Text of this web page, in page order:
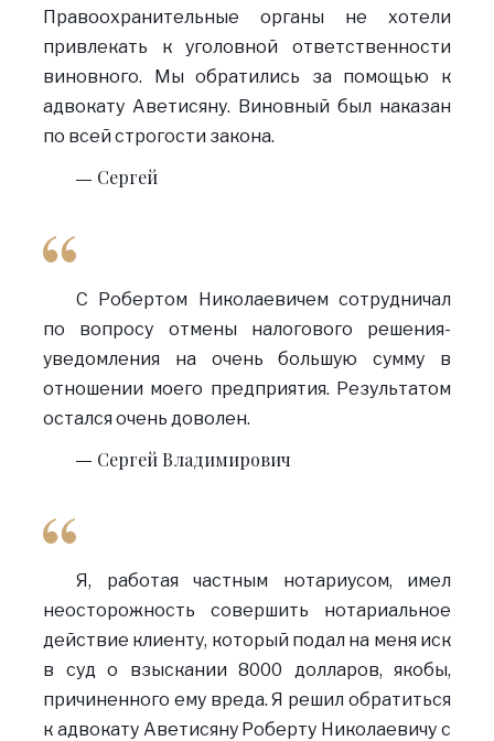
Правоохранительные органы не хотели
привлекать к уголовной ответственности
виновного. Мы обратились за помощью к
адвокату Аветисяну. Виновный был наказан
по всей строгости закона.
Сергей
С Робертом Николаевичем сотрудничал
по вопросу отмены налогового решения-
уведомления на очень большую сумму в
отношении моего предприятия. Результатом
остался очень доволен.
Сергей Владимирович
Я, работая частным нотариусом, имел
неосторожность совершить нотариальное
действие клиенту, который подал на меня иск
в суд о взыскании 8000 долларов, якобы,
причиненного ему вреда. Я решил обратиться
к адвокату Аветисяну Роберту Николаевичу с